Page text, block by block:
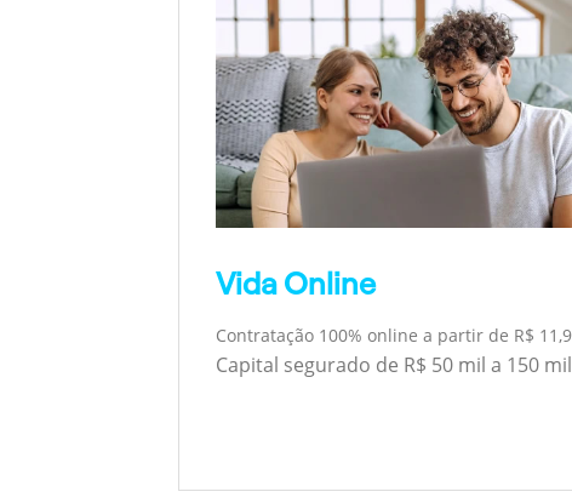
Vida Online
Contratação 100% online a partir de R$
Capital segurado de R$ 50 mil a 150